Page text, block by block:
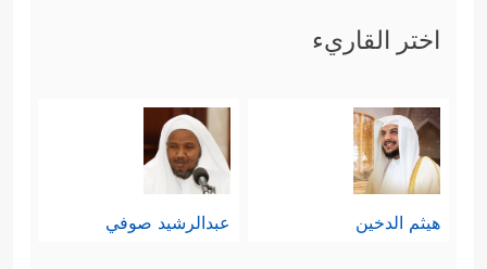
اختر القاريء
هيثم الدخين عبدالرشيد صوفي